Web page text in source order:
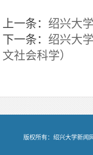
上一条： 绍兴大
下一条： 绍兴大
文社会科学）
版权所有：绍兴大学新闻